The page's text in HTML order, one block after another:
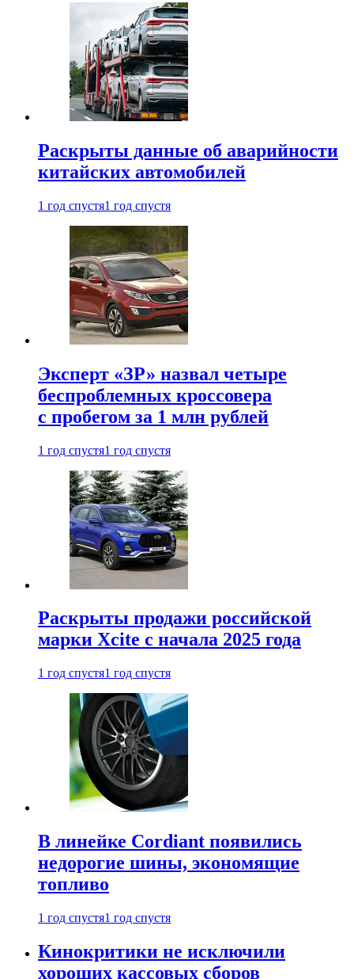
Раскрыты данные об аварийности
китайских автомобилей
1 год спустя1 год спустя
Эксперт «ЗР» назвал четыре
беспроблемных кроссовера
с пробегом за 1 млн рублей
1 год спустя1 год спустя
Раскрыты продажи российской
марки Xcite с начала 2025 года
1 год спустя1 год спустя
В линейке Cordiant появились
недорогие шины, экономящие
топливо
1 год спустя1 год спустя
Кинокритики не исключили
хороших кассовых сборов